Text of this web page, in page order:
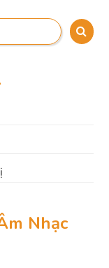
Nhạc